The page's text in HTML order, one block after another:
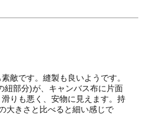
敵です。縫製も良いようです。
紐部分)が、キャンバス布に片面
りも悪く、安物に見えます。持
大きさと比べると細い感じで